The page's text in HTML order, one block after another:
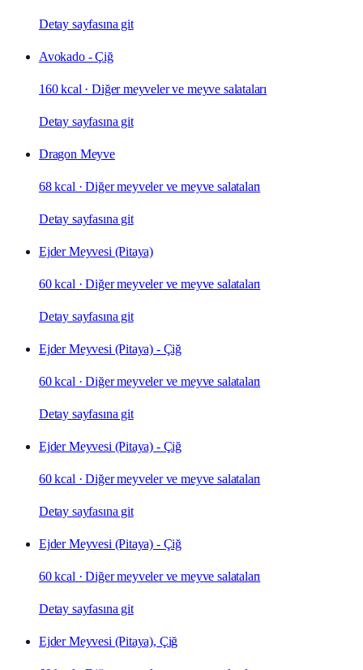
Detay sayfasına git
Avokado - Çiğ
160 kcal ·Diğer meyveler ve meyve salataları
Detay sayfasına git
Dragon Meyve
68 kcal ·Diğer meyveler ve meyve salataları
Detay sayfasına git
Ejder Meyvesi (Pitaya)
60 kcal ·Diğer meyveler ve meyve salataları
Detay sayfasına git
Ejder Meyvesi (Pitaya) - Çiğ
60 kcal ·Diğer meyveler ve meyve salataları
Detay sayfasına git
Ejder Meyvesi (Pitaya) - Çiğ
60 kcal ·Diğer meyveler ve meyve salataları
Detay sayfasına git
Ejder Meyvesi (Pitaya) - Çiğ
60 kcal ·Diğer meyveler ve meyve salataları
Detay sayfasına git
Ejder Meyvesi (Pitaya), Çiğ